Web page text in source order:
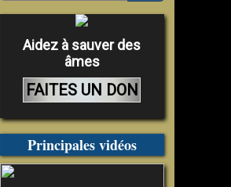
Aidez à sauver des
âmes
FAITES UN DON
Principales vidéos